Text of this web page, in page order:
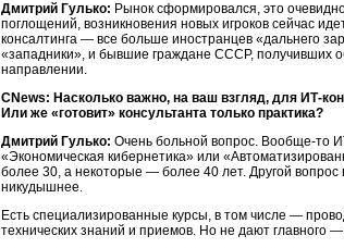
Дмитрий Гулько: Рынок сформировался, это
поглощений, возникновения новых игроков сейчас
консалтинга — все больше иностранцев «дальнего
«западники», и бывшие граждане СССР, получивших
направлении.
CNews: Насколько важно, на ваш взгляд, для ИТ-
Или же «готовит» консультанта только практика?
Дмитрий Гулько: Очень больной вопрос. Вообще-то
«Экономическая кибернетика» или
более 30, а некоторые — более 40 лет. Другой вопрос
никудышнее.
Есть специализированные курсы, в том числе —
технических знаний и приемов. Но не дают